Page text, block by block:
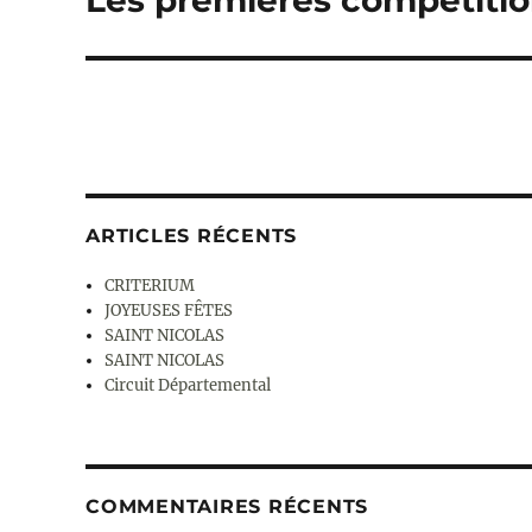
ARTICLES RÉCENTS
CRITERIUM
JOYEUSES FÊTES
SAINT NICOLAS
SAINT NICOLAS
Circuit Départemental
COMMENTAIRES RÉCENTS